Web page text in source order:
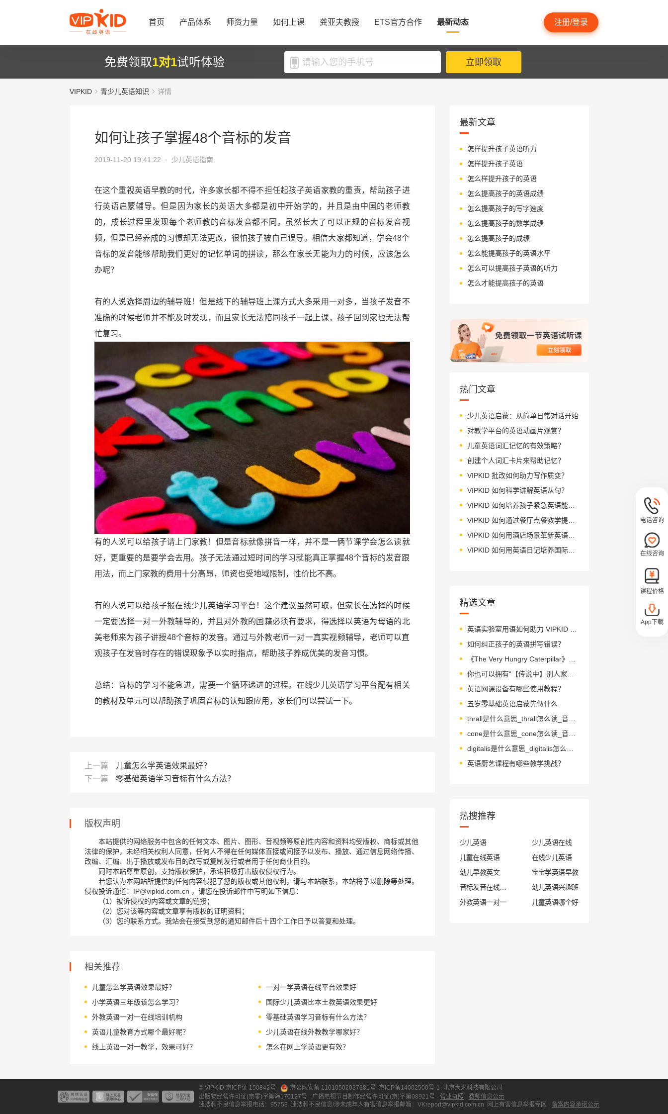
首页 产品体系 师资力量 如何上课 龚亚夫教授 ETS官方合作 最新动态 注册/登录
免费领取1对1试听体验 立即领取
VIPKID 青少儿英语知识 详情
如何让孩子掌握48个音标的发音
2019-11-20 19:41:22 · 少儿英语指南
在这个重视英语早教的时代，许多家长都不得不担任起孩子英语家教的重责，帮助孩子进
行英语启蒙辅导。但是因为家长的英语大多都是初中开始学的，并且是由中国的老师教
的，成长过程里发现每个老师教的音标发音都不同。虽然长大了可以正规的音标发音视
频，但是已经养成的习惯却无法更改，很怕孩子被自己误导。相信大家都知道，学会48个
音标的发音能够帮助我们更好的记忆单词的拼读，那么在家长无能为力的时候，应该怎么
办呢？
有的人说选择周边的辅导班！但是线下的辅导班上课方式大多采用一对多，当孩子发音不
准确的时候老师并不能及时发现，而且家长无法陪同孩子一起上课，孩子回到家也无法帮
忙复习。
有的人说可以给孩子请上门家教！但是音标就像拼音一样，并不是一俩节课学会怎么读就
好，更重要的是要学会去用。孩子无法通过短时间的学习就能真正掌握48个音标的发音跟
用法，而上门家教的费用十分高昂，师资也受地域限制，性价比不高。
有的人说可以给孩子报在线少儿英语学习平台！这个建议虽然可取，但家长在选择的时候
一定要选择一对一外教辅导的，并且对外教的国籍必须有要求，得选择以英语为母语的北
美老师来为孩子讲授48个音标的发音。通过与外教老师一对一真实视频辅导，老师可以直
观孩子在发音时存在的错误现象予以实时指点，帮助孩子养成优美的发音习惯。
总结：音标的学习不能急进，需要一个循环递进的过程。在线少儿英语学习平台配有相关
的教材及单元可以帮助孩子巩固音标的认知跟应用，家长们可以尝试一下。
上一篇
儿童怎么学英语效果最好？
下一篇
零基础英语学习音标有什么方法？
版权声明
本站提供的网络服务中包含的任何文本、图片、图形、音视频等原创性内容和资料均受版权、商标或其他
法律的保护，未经相关权利人同意，任何人不得在任何媒体直接或间接予以发布、播放、通过信息网络传播、
改编、汇编、出于播放或发布目的改写或复制发行或者用于任何商业目的。
同时本站尊重原创，支持版权保护，承诺积极打击版权侵权行为。
若您认为本网站所提供的任何内容侵犯了您的版权或其他权利，请与本站联系，本站将予以删除等处理。
侵权投诉通道：IP@vipkid.com.cn ，请您在投诉邮件中写明如下信息：
（1）被诉侵权的内容或文章的链接；
（2）您对该等内容或文章享有版权的证明资料；
（3）您的联系方式。我站会在接受到您的通知邮件后十四个工作日予以答复和处理。
相关推荐
儿童怎么学英语效果最好？
一对一学英语在线平台效果好
小学英语三年级该怎么学习？
国际少儿英语比本土教英语效果更好
外教英语一对一在线培训机构
零基础英语学习音标有什么方法？
英语儿童教育方式哪个最好呢？
少儿英语在线外教教学哪家好？
线上英语一对一教学，效果可好？
怎么在网上学英语更有效？
最新文章
怎样提升孩子英语听力
怎样提升孩子英语
怎么样提升孩子的英语
怎么提高孩子的英语成绩
怎么提高孩子的写字速度
怎么提高孩子的数学成绩
怎么提高孩子的成绩
怎么能提高孩子的英语水平
怎么可以提高孩子英语的听力
怎么才能提高孩子的英语
热门文章
少儿英语启蒙：从简单日常对话开始
对教学平台的英语动画片观赏？
儿童英语词汇记忆的有效策略？
创建个人词汇卡片来帮助记忆？
VIPKID 批改如何助力写作质变？
VIPKID 如何科学讲解英语从句？
VIPKID 如何培养孩子紧急英语能力？
VIPKID 如何通过餐厅点餐教学提升少儿英语应用能力？
VIPKID 如何用酒店场景革新英语教学？
VIPKID 如何用英语日记培养国际化人才？
精选文章
如何纠正孩子的英语拼写错误？
英语网课设备有哪些使用教程？
五岁零基础英语启蒙先做什么
thrall是什么意思_thrall怎么读_音标θrɔ-l
cone是什么意思_cone怎么读_音标kəʊn
英语厨艺课程有哪些教学挑战？
热搜推荐
少儿英语
少儿英语在线
儿童在线英语
在线少儿英语
幼儿早教英文
宝宝学英语早教
幼儿英语兴趣班
外教英语一对一
儿童英语哪个好
电话咨询
在线咨询
课程价格
App下载
© VIPKID 京ICP证 150842号 京公网安备 11010502037381号 京ICP备14002500号-1 北京大米科技有限公司
出版物经营许可证(京零)字第海170127号
广播电视节目制作经营许可证(京)字第08921号 营业执照
教师信息公示
违法和不良信息举报电话：95753 违法和不良信息/涉未成年人有害信息举报邮箱：VKreport@vipkid.com.cn 网上有害信息举报专区 备案内容承诺公示